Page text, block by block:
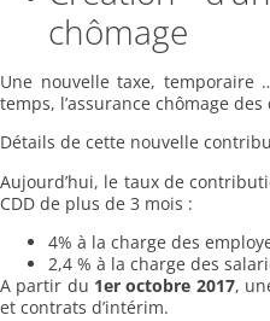
chômage
Une nouvelle taxe, temporaire
temps, l’assurance chômage
Détails de cette nouvelle
Aujourd’hui, le taux de
CDD de plus de 3 mois :
4% à la charge des
2,4 % à la charge des
A partir du 1er octobre 2017,
et contrats d’intérim.